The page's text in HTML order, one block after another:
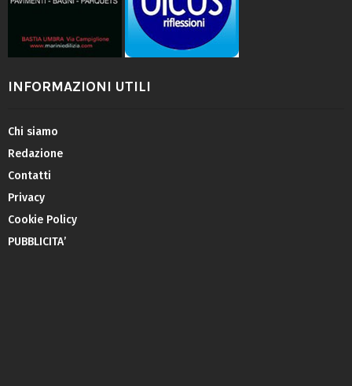
INFORMAZIONI UTILI
Chi siamo
Redazione
Contatti
Privacy
Cookie Policy
PUBBLICITA’